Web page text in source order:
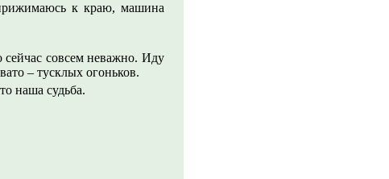
к краю, машина
сейчас совсем неважно. Иду
– тусклых огоньков.
наша судьба.